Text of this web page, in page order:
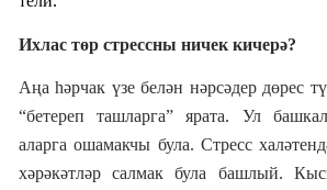
Ихлас төр стрессны ничек кичерә?
Аңа һәрчак үзе белән нәрсәдер дөрес
“бетереп ташларга” ярата. Ул
аларга ошамакчы була. Стресс
хәрәкәтләр салмак була башлый.